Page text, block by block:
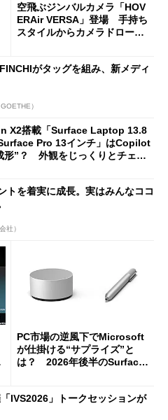
空飛ぶジンバルカメラ「HOV
ERAir VERSA」登場 手持ち
スタイルからカメラドローン
がタッグを組み、新メディ
）
X2搭載「Surface Laptop 13.8
Pro 13インチ」はCopilot
形”？ 外観をじっくりとチェッ
トを着実に成長。実はみんなココ
社）
PC市場の逆風下でMicrosoft
が仕掛ける“サプライズ”と
は？ 2026年後半のSurface
IVS2026」トークセッションが